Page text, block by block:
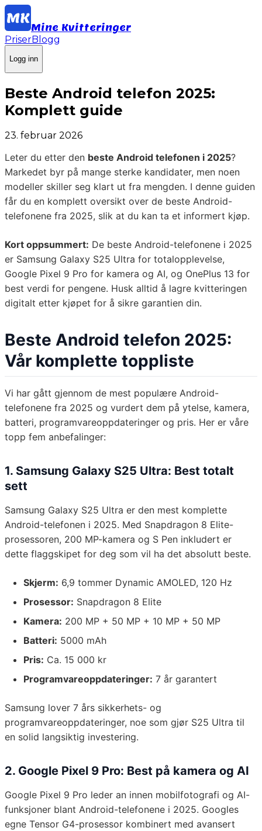
Mine Kvitteringer
PriserBlogg
Logg inn
Beste Android telefon 2025:
Komplett guide
23. februar 2026
Leter du etter den beste Android telefonen i 2025?
Markedet byr på mange sterke kandidater, men noen
modeller skiller seg klart ut fra mengden. I denne guiden
får du en komplett oversikt over de beste Android-
telefonene fra 2025, slik at du kan ta et informert kjøp.
Kort oppsummert: De beste Android-telefonene i 2025
er Samsung Galaxy S25 Ultra for totalopplevelse,
Google Pixel 9 Pro for kamera og AI, og OnePlus 13 for
best verdi for pengene. Husk alltid å lagre kvitteringen
digitalt etter kjøpet for å sikre garantien din.
Beste Android telefon 2025:
Vår komplette toppliste
Vi har gått gjennom de mest populære Android-
telefonene fra 2025 og vurdert dem på ytelse, kamera,
batteri, programvareoppdateringer og pris. Her er våre
topp fem anbefalinger:
1. Samsung Galaxy S25 Ultra: Best totalt
sett
Samsung Galaxy S25 Ultra er den mest komplette
Android-telefonen i 2025. Med Snapdragon 8 Elite-
prosessoren, 200 MP-kamera og S Pen inkludert er
dette flaggskipet for deg som vil ha det absolutt beste.
Skjerm: 6,9 tommer Dynamic AMOLED, 120 Hz
Prosessor: Snapdragon 8 Elite
Kamera: 200 MP + 50 MP + 10 MP + 50 MP
Batteri: 5000 mAh
Pris: Ca. 15 000 kr
Programvareoppdateringer: 7 år garantert
Samsung lover 7 års sikkerhets- og
programvareoppdateringer, noe som gjør S25 Ultra til
en solid langsiktig investering.
2. Google Pixel 9 Pro: Best på kamera og AI
Google Pixel 9 Pro leder an innen mobilfotografi og AI-
funksjoner blant Android-telefonene i 2025. Googles
egne Tensor G4-prosessor kombinert med avansert